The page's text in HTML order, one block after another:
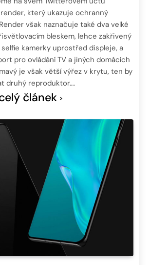
který ukazuje ochranný
však naznačuje také dva velké
bleskem, lehce zakřivený
kamerky uprostřed displeje, a
pro ovládání TV a jiných domácích
je však větší výřez v krytu, ten by
druhý reproduktor….
článek